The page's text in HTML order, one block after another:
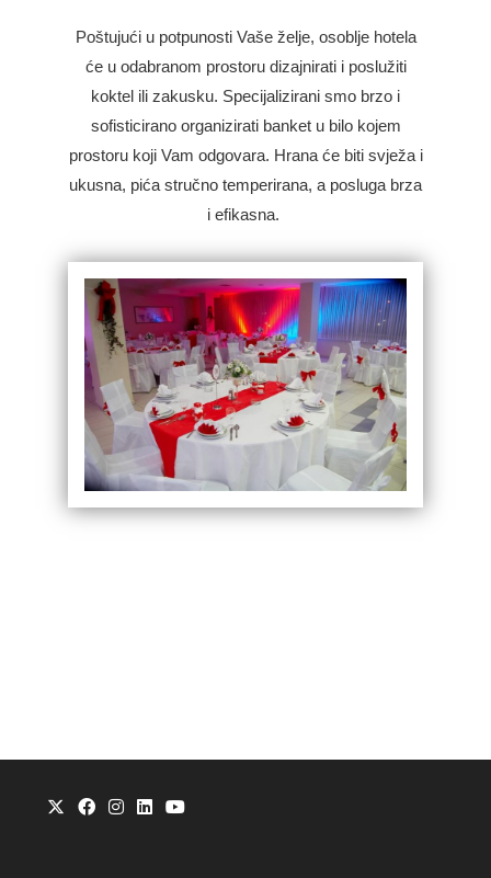
Poštujući u potpunosti Vaše želje, osoblje hotela
će u odabranom prostoru dizajnirati i poslužiti
koktel ili zakusku. Specijalizirani smo brzo i
sofisticirano organizirati banket u bilo kojem
prostoru koji Vam odgovara. Hrana će biti svježa i
ukusna, pića stručno temperirana, a posluga brza
i efikasna.